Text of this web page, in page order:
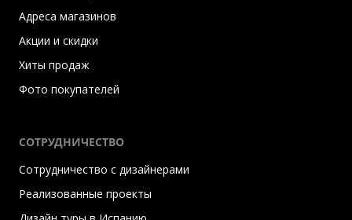
Адреса магазинов
Акции и скидки
Хиты продаж
Фото покупателей
СОТРУДНИЧЕСТВО
Сотрудничество с дизайнерами
Реализованные проекты